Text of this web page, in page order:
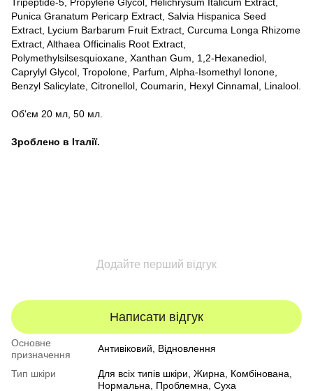
Tripeptide-5, Propylene Glycol, Helichrysum Italicum Extract,
Punica Granatum Pericarp Extract, Salvia Hispanica Seed
Extract, Lycium Barbarum Fruit Extract, Curcuma Longa Rhizome
Extract, Althaea Officinalis Root Extract,
Polymethylsilsesquioxane, Xanthan Gum, 1,2-Hexanediol,
Caprylyl Glycol, Tropolone, Parfum, Alpha-Isomethyl Ionone,
Benzyl Salicylate, Citronellol, Coumarin, Hexyl Cinnamal, Linalool.
Об'єм 20 мл, 50 мл.
Зроблено в Італії.
Додайте перший відгук
Написати відгук
Основне
призначення
Антивіковий, Відновлення
Тип шкіри Для всіх типів шкіри, Жирна, Комбінована,
Нормальна, Проблемна, Суха